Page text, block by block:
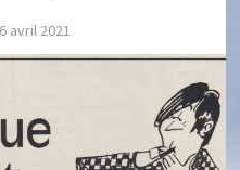
avril 2021